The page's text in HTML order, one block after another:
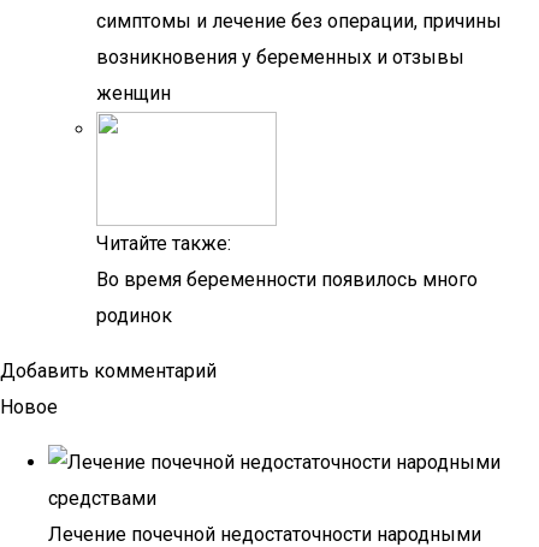
симптомы и лечение без операции, причины
возникновения у беременных и отзывы
женщин
Читайте также:
Во время беременности появилось много
родинок
Добавить комментарий
Новое
Лечение почечной недостаточности народными